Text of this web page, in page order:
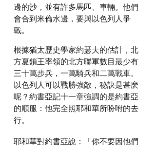
邊的沙，並有許多馬匹、車輛。他們
會合到米倫水邊，要與以色列人爭
戰。
根據猶太歷史學家約瑟夫的估計，北
方夏鎖王率領的北方聯軍數目最少有
三十萬步兵，一萬騎兵和二萬戰車。
以色列人可以戰勝強敵，秘訣是甚麽
呢？約書亞記十一章強調的是約書亞
的順服：他完全照耶和華所吩咐的去
行。
耶和華對約書亞說：「你不要因他們